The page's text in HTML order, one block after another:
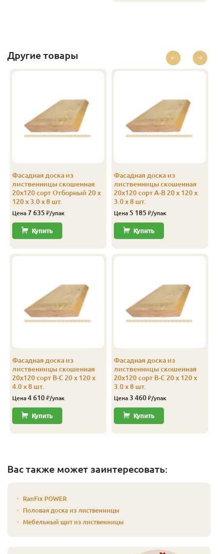
Другие товары
Фасадная доска из
лиственницы скошенная
20х120 сорт Отборный 20 x
120 x 3.0 x 8 шт.
Цена 7 635 ₽/упак
Купить
Фасадная доска из
лиственницы скошенная
20х120 сорт В-С 20 x 120 x
4.0 x 8 шт.
Цена 4 610 ₽/упак
Купить
Фасадная доска из
лиственницы скошенная
20х120 сорт А-В 20 x 120 x
3.0 x 8 шт.
Цена 5 185 ₽/упак
Купить
Фасадная доска из
лиственницы скошенная
20х120 сорт В-С 20 x 120 x
3.0 x 8 шт.
Цена 3 460 ₽/упак
Купить
Вас также может заинтересовать:
RanFix POWER
Половая доска из лиственницы
Мебельный щит из лиственницы